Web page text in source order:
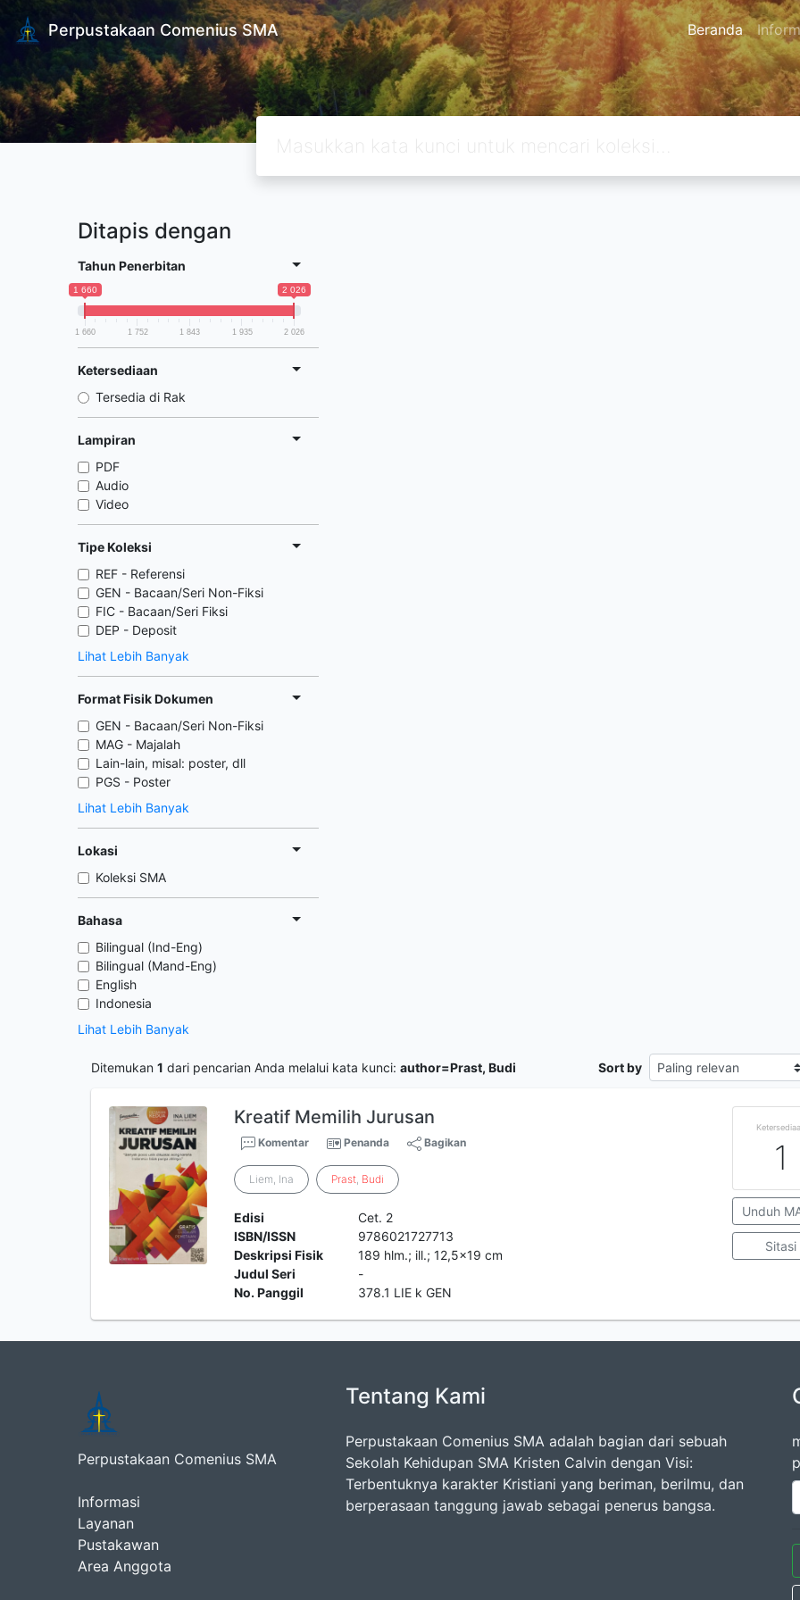
Perpustakaan Comenius SMA Beranda
Ditapis dengan
Tahun Penerbitan
1 660 2 026
1 660 1 752 1 843 1 935 2 026
Ketersediaan
Tersedia di Rak
Lampiran
PDF
Audio
Video
Tipe Koleksi
REF - Referensi
GEN - Bacaan/Seri Non-Fiksi
FIC - Bacaan/Seri Fiksi
DEP - Deposit
Lihat Lebih Banyak
Format Fisik Dokumen
GEN - Bacaan/Seri Non-Fiksi
MAG - Majalah
Lain-lain, misal: poster, dll
PGS - Poster
Lihat Lebih Banyak
Lokasi
Koleksi SMA
Bahasa
Bilingual (Ind-Eng)
Bilingual (Mand-Eng)
English
Indonesia
Lihat Lebih Banyak
Ditemukan 1 dari pencarian Anda melalui kata kunci: author=Prast, Budi Sort by
Kreatif Memilih Jurusan
Komentar Penanda Bagikan
Liem, Ina Prast, Budi
Edisi
Cet. 2
ISBN/ISSN
9786021727713
Deskripsi Fisik
189 hlm.; ill.; 12,5x19 cm
Judul Seri
-
No. Panggil
378.1 LIE k GEN
1
Unduh
Sitasi
Perpustakaan Comenius SMA
Informasi
Layanan
Pustakawan
Area Anggota
Tentang Kami
Perpustakaan Comenius SMA adalah bagian dari sebuah
Sekolah Kehidupan SMA Kristen Calvin dengan Visi:
Terbentuknya karakter Kristiani yang beriman, berilmu, dan
berperasaan tanggung jawab sebagai penerus bangsa.